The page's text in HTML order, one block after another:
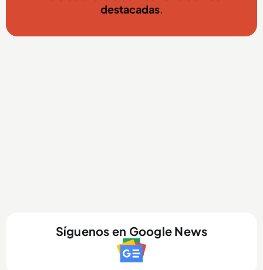
destacadas.
Síguenos en Google News